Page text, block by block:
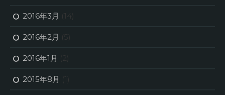
2016年3月 (14)
2016年2月 (5)
2016年1月 (2)
2015年8月 (1)